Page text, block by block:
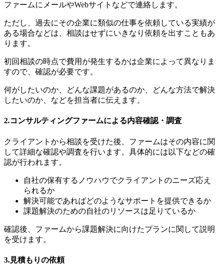
ファームにメールやWebサイトなどで連絡します。
ただし、過去にその企業に類似の仕事を依頼している実績が
ある場合などは、相談はせずにいきなり依頼を出すこともあ
ります。
初回相談の時点で費用が発生するかは企業によって異なりま
すので、確認が必要です。
何がしたいのか、どんな課題があるのか、どんな方法で解決
したいのか、などを担当者に伝えます。
2.コンサルティングファームによる内容確認・調査
クライアントから相談を受けた後、ファームはその内容に関
して詳細な確認や調査を行います。具体的には以下などの確
認が行われます。
自社の保有するノウハウでクライアントのニーズ応え
られるか
解決可能であればどのようなサポートを提供できるか
課題解決のための自社のリソースは足りているか
確認後、ファームから課題解決に向けたプランに関して説明
を受けます。
3.見積もりの依頼